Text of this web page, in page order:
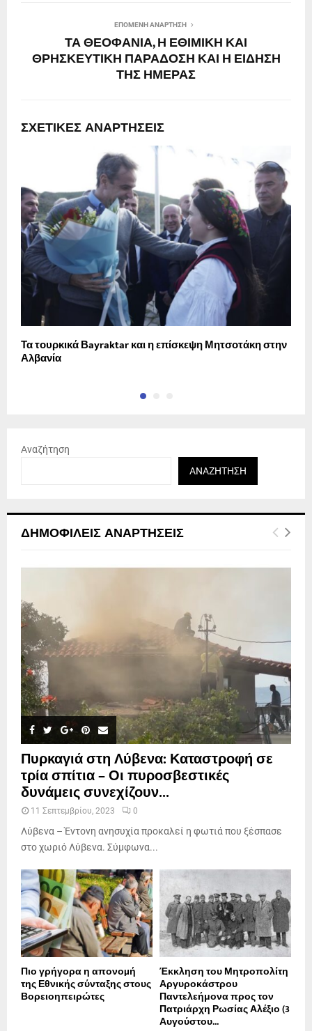
ΕΠΌΜΕΝΗ ΑΝΆΡΤΗΣΗ
ΤΑ ΘΕΟΦΑΝΙΑ, Η ΕΘΙΜΙΚΗ ΚΑΙ
ΘΡΗΣΚΕΥΤΙΚΗ ΠΑΡΑΔΟΣΗ ΚΑΙ Η ΕΙΔΗΣΗ
ΤΗΣ ΗΜΕΡΑΣ
ΣΧΕΤΙΚΈΣ ΑΝΑΡΤΉΣΕΙΣ
Τα τουρκικά Βayraktar και η επίσκεψη Μητσοτάκη στην
Αλβανία
Αναζήτηση
ΑΝΑΖΉΤΗΣΗ
ΔΗΜΟΦΙΛΕΊΣ ΑΝΑΡΤΉΣΕΙΣ
Πυρκαγιά στη Λύβενα: Καταστροφή σε
τρία σπίτια – Οι πυροσβεστικές
δυνάμεις συνεχίζουν...
11 Σεπτεμβρίου, 2023 0
Λύβενα – Έντονη ανησυχία προκαλεί η φωτιά που ξέσπασε
στο χωριό Λύβενα. Σύμφωνα...
Πιο γρήγορα η απονοµή
της Εθνικής σύνταξης στους
Βορειοηπειρώτες
Έκκληση του Μητροπολίτη
Αργυροκάστρου
Παντελεήμονα προς τον
Πατριάρχη Ρωσίας Αλέξιο (3
Αυγούστου...